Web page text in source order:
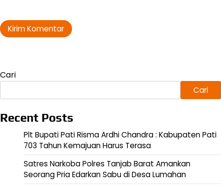
Cari
Cari
Recent Posts
Plt Bupati Pati Risma Ardhi Chandra : Kabupaten Pati
703 Tahun Kemajuan Harus Terasa
Satres Narkoba Polres Tanjab Barat Amankan
Seorang Pria Edarkan Sabu di Desa Lumahan